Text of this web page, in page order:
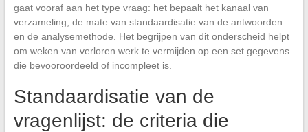
gaat vooraf aan het type vraag: het bepaalt het kanaal van
verzameling, de mate van standaardisatie van de antwoorden
en de analysemethode. Het begrijpen van dit onderscheid helpt
om weken van verloren werk te vermijden op een set gegevens
die bevooroordeeld of incompleet is.
Standaardisatie van de
vragenlijst: de criteria die